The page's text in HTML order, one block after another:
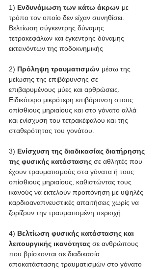
1) Ενδυνάμωση των κάτω άκρων με
τρόπο τον οποίο δεν είχαν συνηθίσει.
Βελτίωση σύγκεντρης δύναμης
τετρακεφάλων και έγκεντρης δύναμης
εκτεινόντων της ποδοκνημικής
2) Πρόληψη τραυματισμών μέσω της
μείωσης της επιβάρυνσης σε
επιβαρυμένους μύες και αρθρώσεις.
Ειδικότερο μικρότερη επιβάρυνση στους
οπίσθιους μηριαίους και στο γόνατο αλλά
και ενίσχυση του τετρακέφαλου και της
σταθερότητας του γονάτου.
3) Ενίσχυση της διαδικασίας διατήρησης
της φυσικής κατάστασης σε αθλητές που
έχουν τραυματισμούς στα γόνατα ή τους
οπίσθιους μηριαίους, καθιστώντας τους
ικανούς να εκτελούν προπόνηση με υψηλές
καρδιοαναπνευστικές απαιτήσεις χωρίς να
ζορίζουν την τραυματισμένη περιοχή.
4) Βελτίωση φυσικής κατάστασης και
λειτουργικής ικανότητας σε ανθρώπους
που βρίσκονται σε διαδικασία
αποκατάστασης τραυματισμών στο γόνατο